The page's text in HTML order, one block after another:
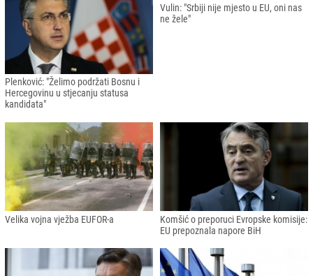
Plenković: "Želimo podržati Bosnu i
Hercegovinu u stjecanju statusa
kandidata"
Velika vojna vježba EUFOR-a
Komšić o preporuci Evropske komisije:
EU prepoznala napore BiH